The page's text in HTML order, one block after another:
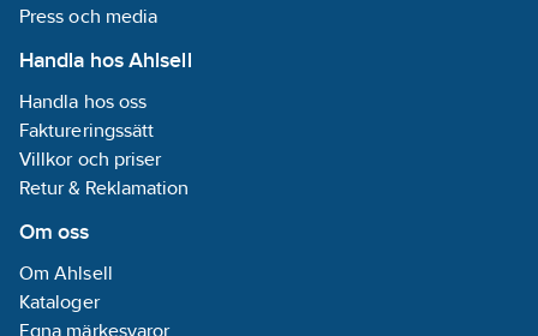
Press och media
Handla hos Ahlsell
Handla hos oss
Faktureringssätt
Villkor och priser
Retur & Reklamation
Om oss
Om Ahlsell
Kataloger
Egna märkesvaror